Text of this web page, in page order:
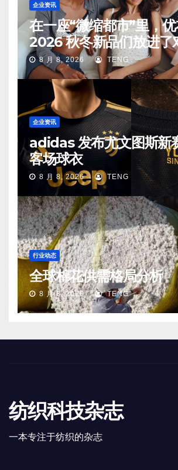
企业资讯
在一座“微缩都市”里，
2026 秋冬新品们放进了
活场景中
8 月 8, 2026 TENG
企业资讯
adidas 发布尤文图斯新
客场球衣
8 月 8, 2026 TENG
行业动态
全球棉花供需格局分析
8 月 8, 2026 TENG
纺织科技杂志
一本专注于纺织的杂志